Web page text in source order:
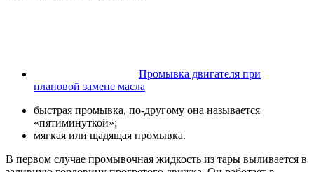
Промывка двигателя при
плановой замене масла
быстрая промывка, по-другому она называется
«пятиминуткой»;
мягкая или щадящая промывка.
В первом случае промывочная жидкость из тары выливается в